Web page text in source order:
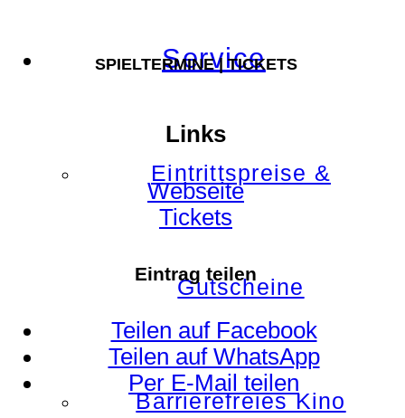
Service
Eintrittspreise &
Gutscheine
Barrierefreies Kino
SPIELTERMINE | TICKETS
Links
Webseite
Tickets
Eintrag teilen
Teilen auf Facebook
Teilen auf WhatsApp
Per E-Mail teilen